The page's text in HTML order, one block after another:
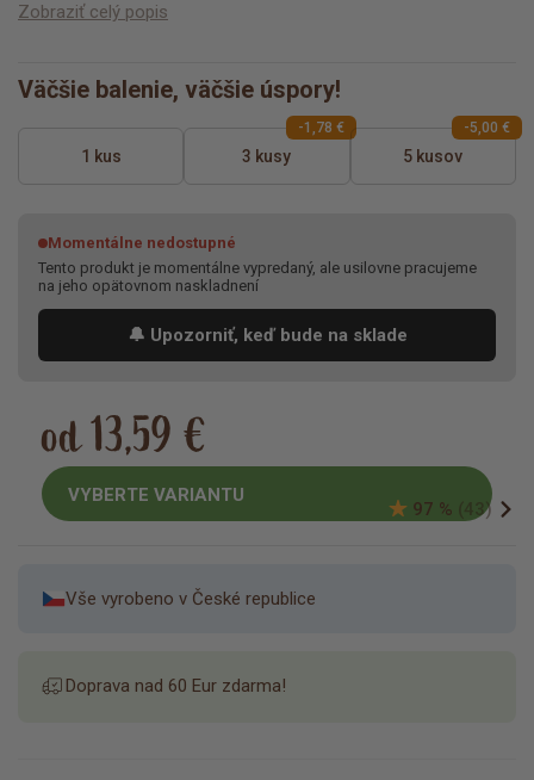
Zobraziť celý popis
Väčšie balenie, väčšie úspory!
1 kus 3 kusy
-1,78 €
5 kusov
-5,00 €
Momentálne nedostupné
Tento produkt je momentálne vypredaný, ale usilovne pracujeme
na jeho opätovnom naskladnení
🔔 Upozorniť, keď bude na sklade
97 % (43)
od 13,59 €
VYBERTE VARIANTU
Vše vyrobeno v České republice
Doprava nad 60 Eur zdarma!